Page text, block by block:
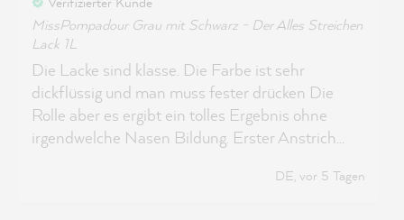
MissPompadour Grau mit Schwarz - Der Alles Streichen
Lack 1L
Die Lacke sind klasse. Die Farbe ist sehr
dickflüssig und man muss fester drücken Die
Rolle aber es ergibt ein tolles Ergebnis ohne
irgendwelche Nasen Bildung. Erster Anstrich
DE, vor 5 Tagen